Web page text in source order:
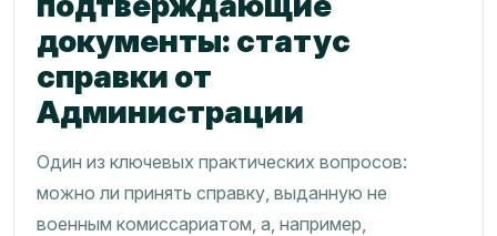
документы: статус
справки от
Администрации
Один из ключевых практических вопросов:
можно ли принять справку, выданную не
военным комиссариатом, а, например,